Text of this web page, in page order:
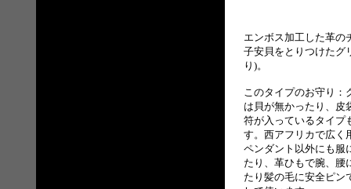
エンボス加工した革の
子安貝をとりつけたグ
り)。
このタイプのお守り：
は貝が無かったり、皮
符が入っているタイプ
す。西アフリカで広く
ペンダント以外にも服
たり、革ひもで腕、腰
たり髪の毛に安全ピン